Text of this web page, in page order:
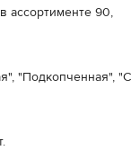
ассортименте 90,
"Подкопченная", "С